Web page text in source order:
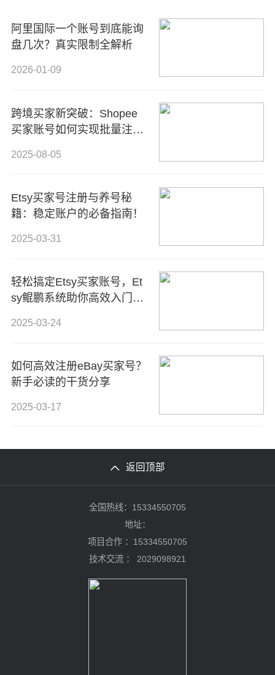
阿里国际一个账号到底能询
盘几次？真实限制全解析
2026-01-09
跨境买家新突破：Shopee
买家账号如何实现批量注册
2025-08-05
Etsy买家号注册与养号秘
籍：稳定账户的必备指南！
2025-03-31
轻松搞定Etsy买家账号，Et
sy鲲鹏系统助你高效入门全
2025-03-24
如何高效注册eBay买家号？
新手必读的干货分享
2025-03-17
返回顶部
全国热线：15334550705
地址：
项目合作 ：15334550705
技术交流 ： 2029098921